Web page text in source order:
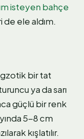
isteyen bahçe
de ele aldım.
bir tat
ya da sarı
güçlü bir renk
5-8 cm
kışlatılır.